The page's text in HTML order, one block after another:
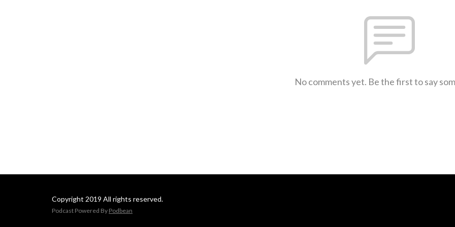
No comments yet. Be the first to say
Copyright 2019 All rights reserved.
Podcast Powered By Podbean